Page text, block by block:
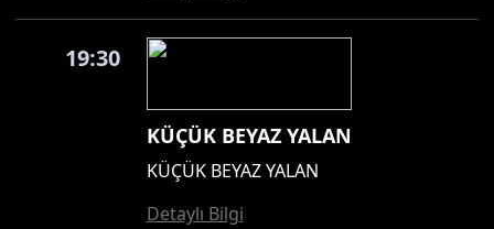
19:30
KÜÇÜK BEYAZ YALAN
KÜÇÜK BEYAZ YALAN
Detaylı Bilgi